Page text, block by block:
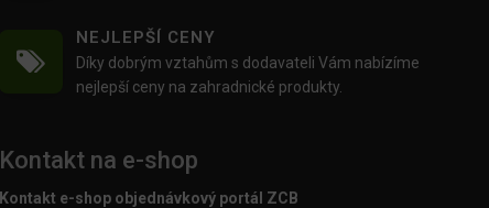
NEJLEPŠÍ CENY
Díky dobrým vztahům s dodavateli Vám nabízíme
nejlepší ceny na zahradnické produkty.
Kontakt na e-shop
Kontakt e-shop objednávkový portál ZCB